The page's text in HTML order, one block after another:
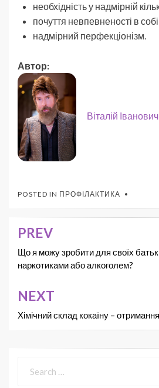
необхідність у надмірній
почуття невпевненості в
надмірний перфекціонізм.
Автор:
Віталій
POSTED IN ПРОФІЛАКТИКА
PREV
Що я можу зробити для своїх
наркотиками або алкоголем?
NEXT
Хімічний склад кокаїну –